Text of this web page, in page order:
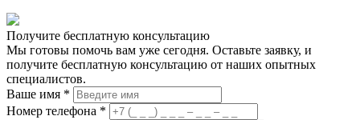
Получите бесплатную консультацию
Мы готовы помочь вам уже сегодня. Оставьте заявку, и
получите бесплатную консультацию от наших опытных
специалистов.
Ваше имя *
Номер телефона *